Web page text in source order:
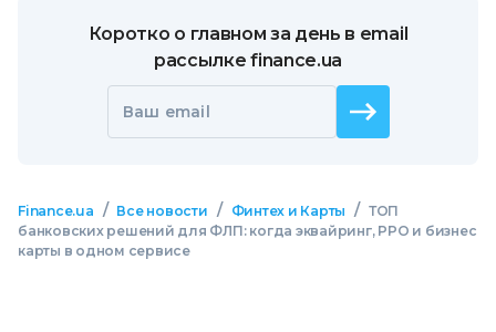
Коротко о главном за день в email
рассылке finance.ua
Ваш email
Finance.ua / Все новости / Финтех и Карты / ТОП
банковских решений для ФЛП: когда эквайринг, РРО и бизнес
карты в одном сервисе